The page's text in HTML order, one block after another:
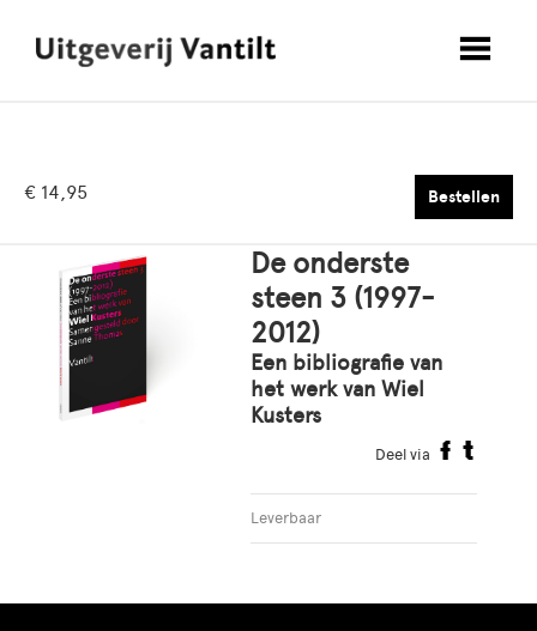
€ 14,95 Bestellen
De onderste
steen 3 (1997-
2012)
Een bibliografie van
het werk van Wiel
Kusters
Deel via
Leverbaar